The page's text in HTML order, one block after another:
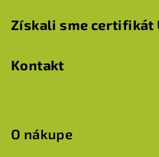
Získali sme certifikát
Kontakt
O nákupe